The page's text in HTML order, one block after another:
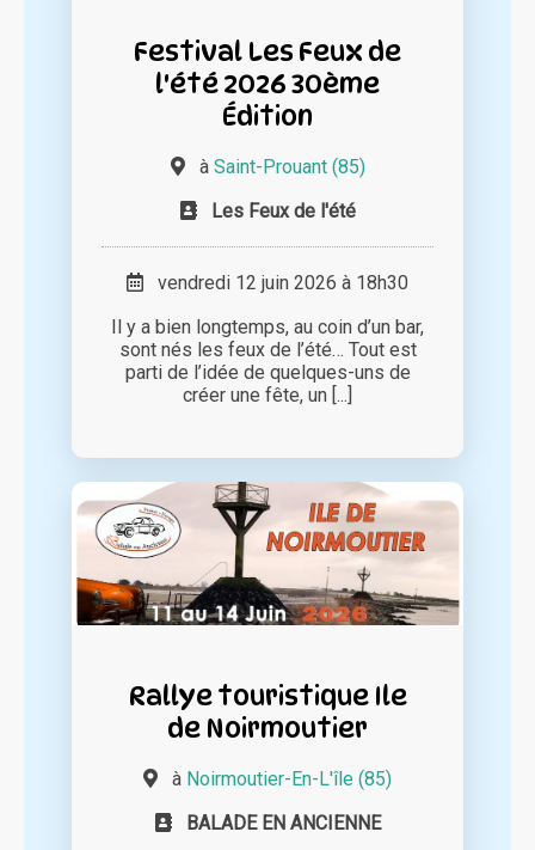
Festival Les Feux de
l'été 2026 30ème
Édition
à Saint-Prouant (85)
Les Feux de l'été
vendredi 12 juin 2026 à 18h30
Il y a bien longtemps, au coin d’un bar,
sont nés les feux de l’été… Tout est
parti de l’idée de quelques-uns de
créer une fête, un [...]
Rallye touristique Ile
de Noirmoutier
à Noirmoutier-En-L'île (85)
BALADE EN ANCIENNE